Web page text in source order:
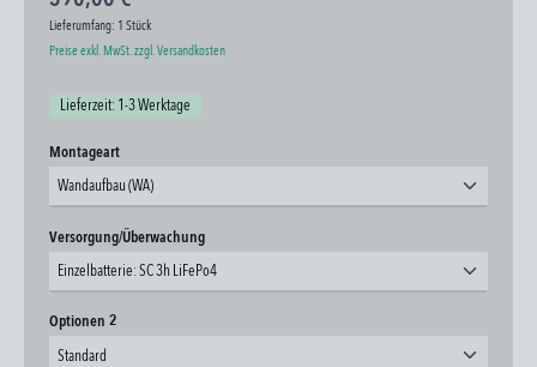
Lieferumfang: 1 Stück
Preise exkl. MwSt. zzgl. Versandkosten
Lieferzeit: 1-3 Werktage
Montageartauswählen
Wandaufbau (WA)
Versorgung/Überwachungauswählen
Einzelbatterie: SC 3h LiFePo4
Optionen 2
Standard